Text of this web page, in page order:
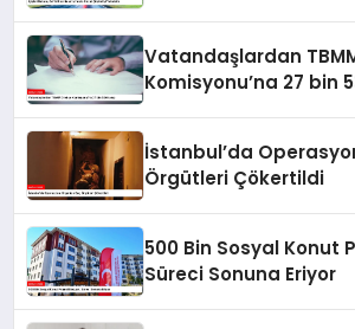
Vatandaşlardan
Komisyonu’na 27 bin
İstanbul’da
Örgütleri Çökertildi
500 Bin Sosyal Konut
Süreci Sonuna Eriyor